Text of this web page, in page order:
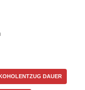
DAUER